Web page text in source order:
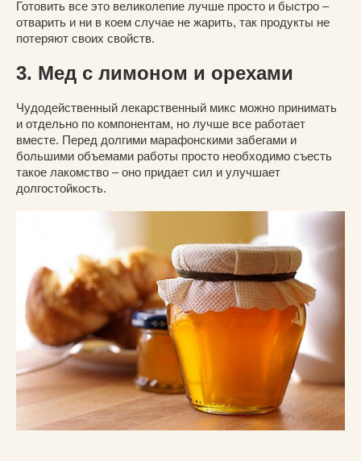
Готовить все это великолепие лучше просто и быстро –
отварить и ни в коем случае не жарить, так продукты не
потеряют своих свойств.
3. Мед с лимоном и орехами
Чудодейственный лекарственный микс можно принимать
и отдельно по компонентам, но лучше все работает
вместе. Перед долгими марафонскими забегами и
большими объемами работы просто необходимо съесть
такое лакомство – оно придает сил и улучшает
долгостойкость.